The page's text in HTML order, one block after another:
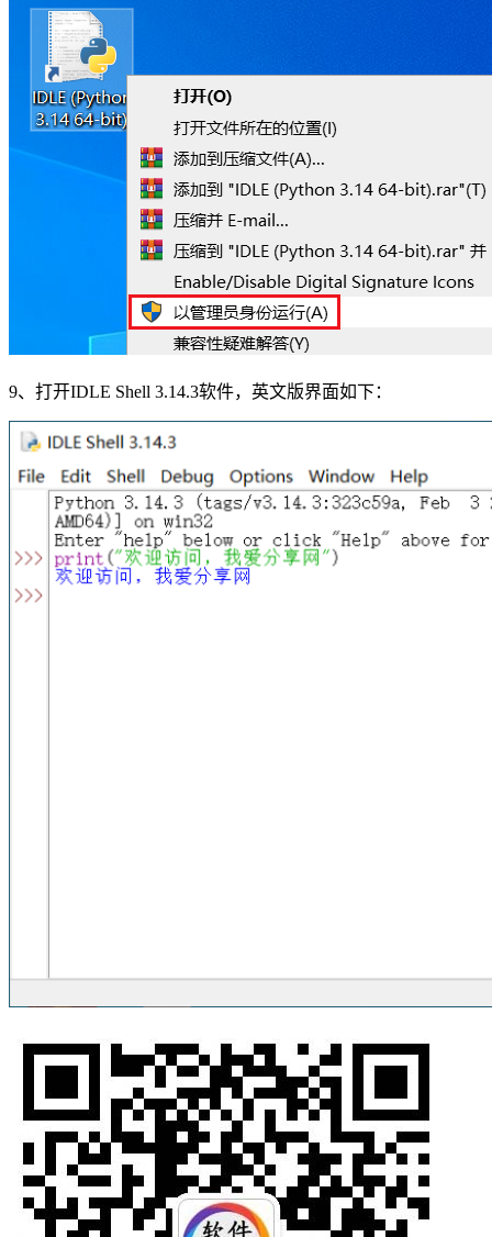
9、打开IDLE Shell 3.14.3软件，英文版界面如下：